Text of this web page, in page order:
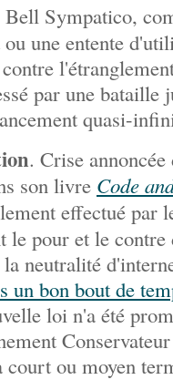
Bell Sympatico,
une entente
par une bataille
quasi-
. Crise
son livre Code
effectué par
le pour et le contre
la neutralité
un bon bout de
loi n'a été
ou moyen